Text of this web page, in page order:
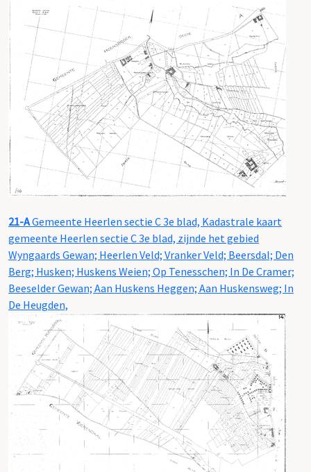
21-AGemeente Heerlen sectie C 3e blad, Kadastrale kaart
gemeente Heerlen sectie C 3e blad, zijnde het gebied
Wyngaards Gewan; Heerlen Veld; Vranker Veld; Beersdal; Den
Berg; Husken; Huskens Weien; Op Tenesschen; In De Cramer;
Beeselder Gewan; Aan Huskens Heggen; Aan Huskensweg; In
De Heugden,